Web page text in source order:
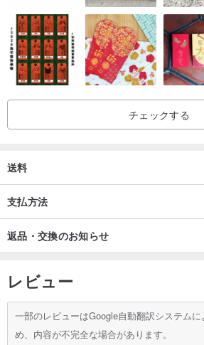
チェックする
送料
支払方法
返品・交換のお知らせ
レビュー
一部のレビューはGoogle自動翻訳システム
め、内容が不完全な場合があります。